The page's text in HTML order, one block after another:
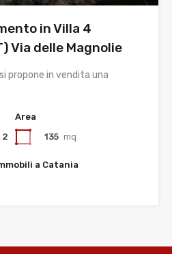
in Villa 4
Via delle Magnolie
propone in vendita una
2
Area
135 mq
a Catania